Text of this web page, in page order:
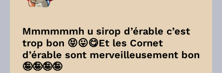
Mmmmmmh u sirop d’érable c’est
trop bon 😝😛😋Et les Cornet
d’érable sont merveilleusement bon
🤪🤪🤪🤪